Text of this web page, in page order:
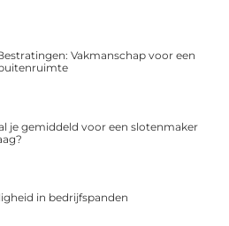
Vakmanschap voor een
je gemiddeld voor een slotenmaker
in bedrijfspanden